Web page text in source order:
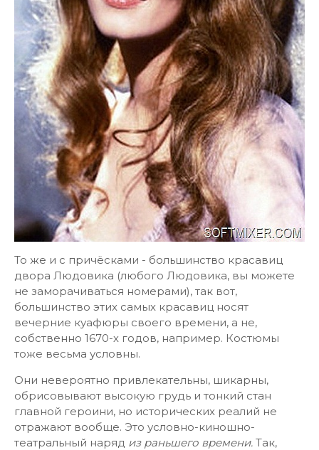
То же и с причёсками - большинство красавиц
двора Людовика (любого Людовика, вы можете
не заморачиваться номерами), так вот,
большинство этих самых красавиц носят
вечерние куафюры своего времени, а не,
собственно 1670-х годов, например. Костюмы
тоже весьма условны.
Они невероятно привлекательны, шикарны,
обрисовывают высокую грудь и тонкий стан
главной героини, но исторических реалий не
отражают вообще. Это условно-киношно-
театральный наряд из раньшего времени. Так,